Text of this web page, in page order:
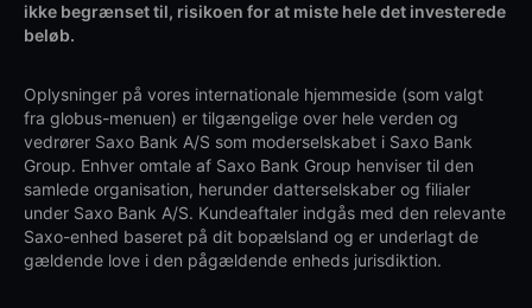
ikke begrænset til, risikoen for at miste hele det investerede
beløb.
Oplysninger på vores internationale hjemmeside (som valgt
fra globus-menuen) er tilgængelige over hele verden og
vedrører Saxo Bank A/S som moderselskabet i Saxo Bank
Group. Enhver omtale af Saxo Bank Group henviser til den
samlede organisation, herunder datterselskaber og filialer
under Saxo Bank A/S. Kundeaftaler indgås med den relevante
Saxo-enhed baseret på dit bopælsland og er underlagt de
gældende love i den pågældende enheds jurisdiktion.